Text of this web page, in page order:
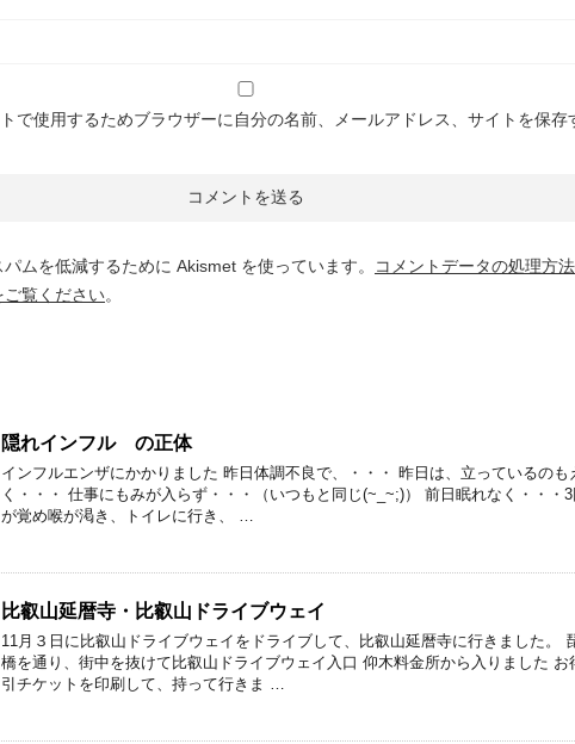
で使用するためブラウザーに自分の名前、メールアドレス、サイトを保存
ムを低減するために Akismet を使っています。
コメントデータの処理方
覧ください。
隠れインフル の正体
インフルエンザにかかりました 昨日体調不良で、・・・ 昨日は、立っているのも
く・・・ 仕事にもみが入らず・・・（いつもと同じ(~_~;)） 前日眠れなく・・・3
が覚め喉が渇き、トイレに行き、 …
比叡山延暦寺・比叡山ドライブウェイ
11月３日に比叡山ドライブウェイをドライブして、比叡山延暦寺に行きました。
橋を通り、街中を抜けて比叡山ドライブウェイ入口 仰木料金所から入りました お
引チケットを印刷して、持って行きま …